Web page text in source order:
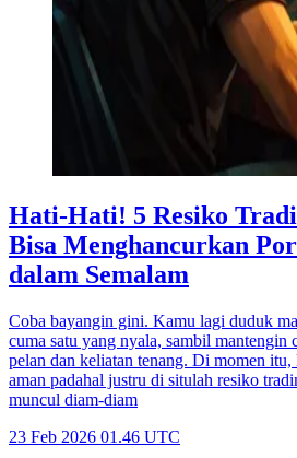
Hati-Hati! 5 Resiko
Bisa Menghancurkan
dalam Semalam
Coba bayangin gini. Kamu lagi duduk
cuma satu yang nyala, sambil
pelan dan keliatan tenang. Di momen itu,
aman padahal justru di situlah resiko
muncul diam-diam
23 Feb 2026 01.46 UTC